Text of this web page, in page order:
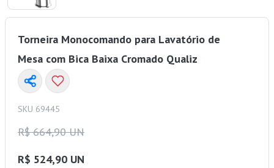
Torneira Monocomando para Lavatório de
Mesa com Bica Baixa Cromado Qualiz
SKU 69445
R$ 664,90 UN
R$ 524,90 UN